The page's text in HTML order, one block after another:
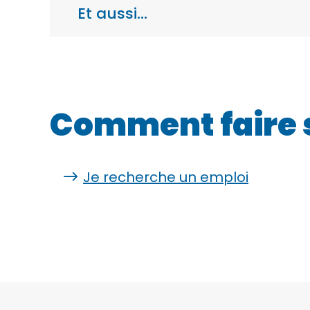
Et aussi…
Comment faire
Je recherche un emploi